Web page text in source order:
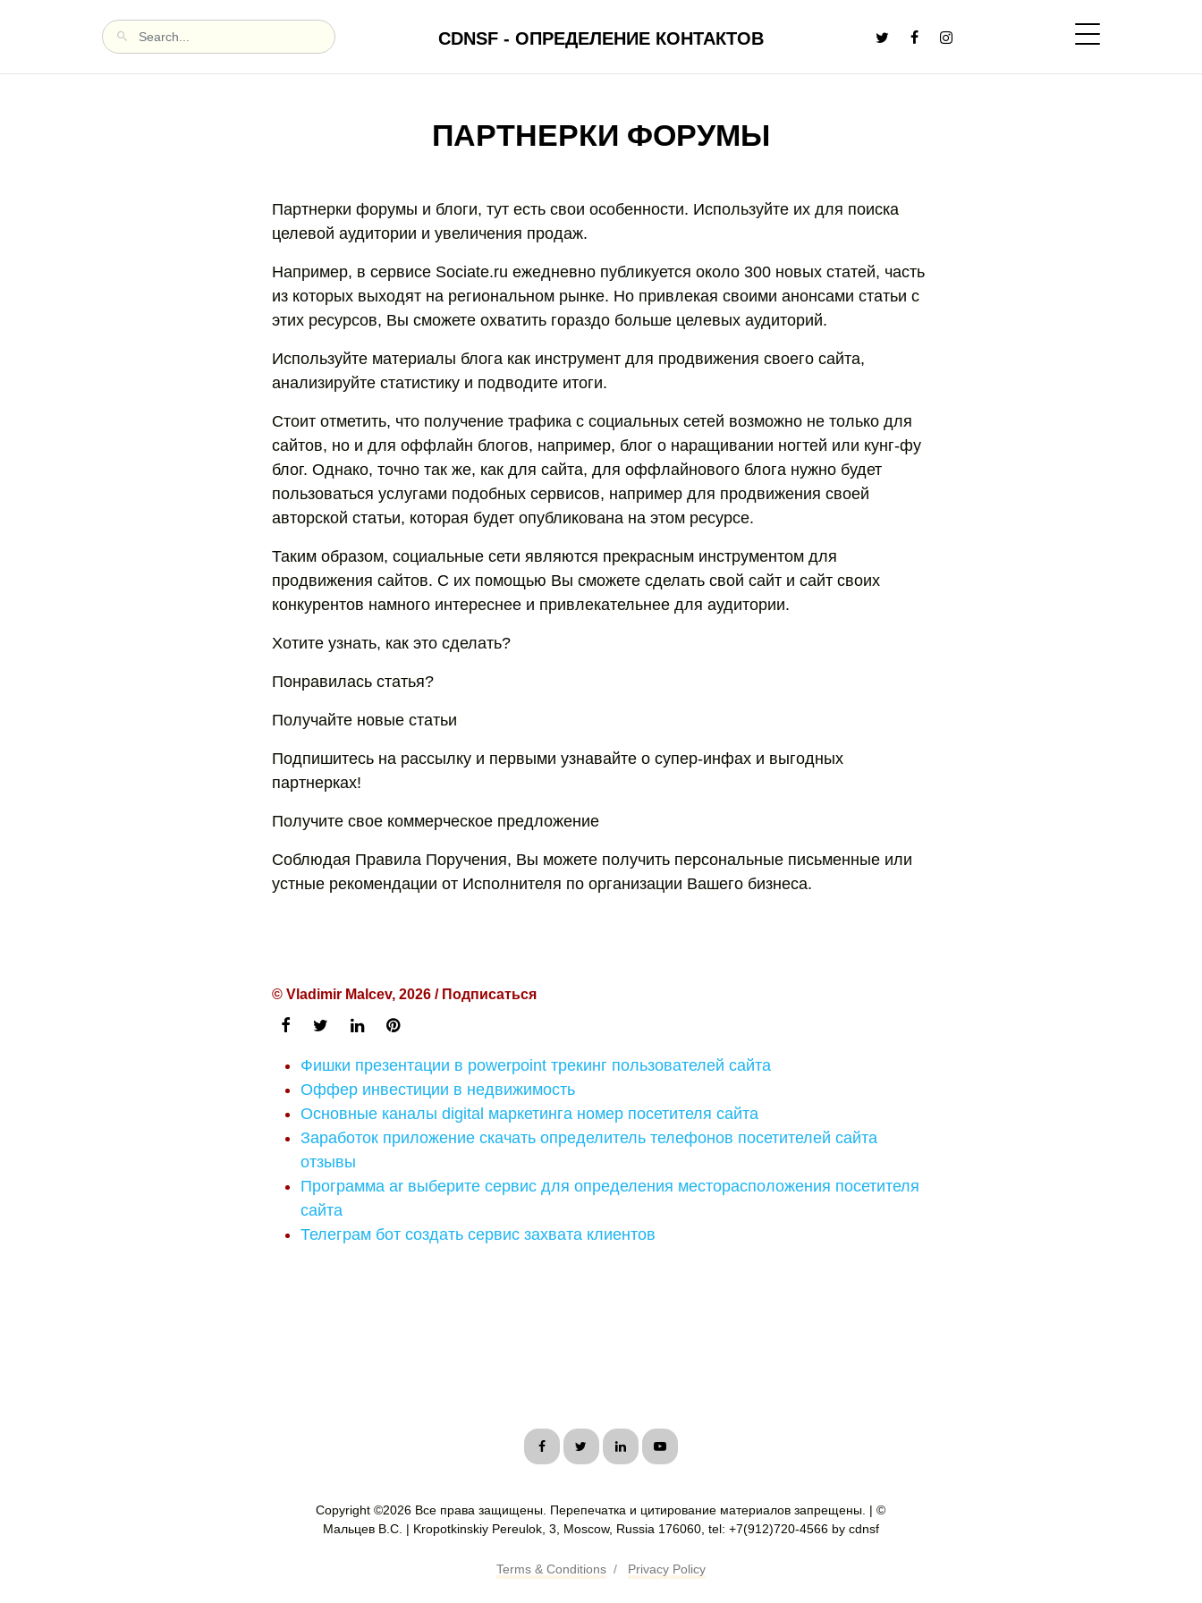
CDNSF - ОПРЕДЕЛЕНИЕ КОНТАКТОВ
ПАРТНЕРКИ ФОРУМЫ
Партнерки форумы и блоги, тут есть свои особенности. Используйте их для поиска
целевой аудитории и увеличения продаж.
Например, в сервисе Sociate.ru ежедневно публикуется около 300 новых статей, часть
из которых выходят на региональном рынке. Но привлекая своими анонсами статьи с
этих ресурсов, Вы сможете охватить гораздо больше целевых аудиторий.
Используйте материалы блога как инструмент для продвижения своего сайта,
анализируйте статистику и подводите итоги.
Стоит отметить, что получение трафика с социальных сетей возможно не только для
сайтов, но и для оффлайн блогов, например, блог о наращивании ногтей или кунг-фу
блог. Однако, точно так же, как для сайта, для оффлайнового блога нужно будет
пользоваться услугами подобных сервисов, например для продвижения своей
авторской статьи, которая будет опубликована на этом ресурсе.
Таким образом, социальные сети являются прекрасным инструментом для
продвижения сайтов. С их помощью Вы сможете сделать свой сайт и сайт своих
конкурентов намного интереснее и привлекательнее для аудитории.
Хотите узнать, как это сделать?
Понравилась статья?
Получайте новые статьи
Подпишитесь на рассылку и первыми узнавайте о супер-инфах и выгодных
партнерках!
Получите свое коммерческое предложение
Соблюдая Правила Поручения, Вы можете получить персональные письменные или
устные рекомендации от Исполнителя по организации Вашего бизнеса.
© Vladimir Malcev, 2026 / Подписаться
Фишки презентации в powerpoint трекинг пользователей сайта
Оффер инвестиции в недвижимость
Основные каналы digital маркетинга номер посетителя сайта
Заработок приложение скачать определитель телефонов посетителей сайта
отзывы
Программа ar выберите сервис для определения месторасположения посетителя
сайта
Телеграм бот создать сервис захвата клиентов
Copyright ©2026 Все права защищены. Перепечатка и цитирование материалов запрещены. | ©
Мальцев В.С. | Kropotkinskiy Pereulok, 3, Moscow, Russia 176060, tel: +7(912)720-4566 by cdnsf
Terms & Conditions / Privacy Policy